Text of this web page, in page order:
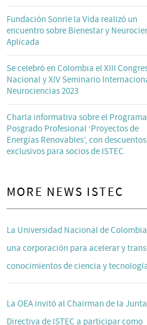
Fundación Sonríe la Vida realizó un
encuentro sobre Bienestar y
Aplicada
Se celebró en Colombia el XIII
Nacional y XIV Seminario
Neurociencias 2023
Charla informativa sobre el
Posgrado Profesional ‘Proyectos de
Energías Renovables’, con descuentos
exclusivos para socios de ISTEC
MORE NEWS ISTEC
La Universidad Nacional de
una corporación para acelerar y
conocimientos de ciencia y
La OEA invitó al Chairman de la Junta
Directiva de ISTEC a participar como